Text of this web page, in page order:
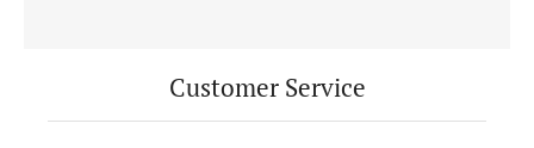
Customer Service